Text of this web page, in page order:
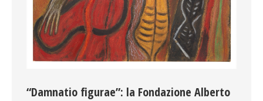
“Damnatio figurae”: la Fondazione Alberto